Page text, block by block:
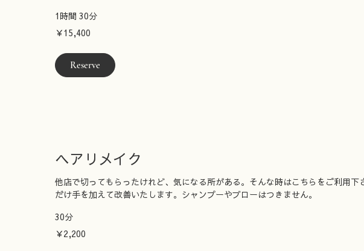
1時間 30分
円
￥15,400
Reserve
ヘアリメイク
他店で切ってもらったけれど、気になる所がある。そんな時はこちらをご利用下
だけ手を加えて改善いたします。シャンプーやブローはつきません。
30分
円
￥2,200